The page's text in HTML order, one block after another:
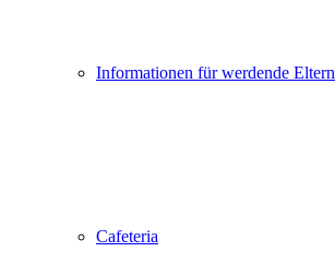
Informationen für werdende Eltern
Cafeteria